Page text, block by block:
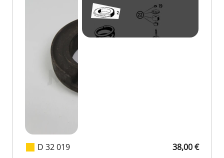
D 32 019 38,00 €